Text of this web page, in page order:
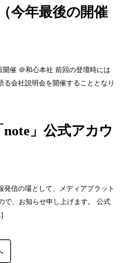
今年最後の開催
催 ＠和心本社 前回の登壇時には
会社説明会を開催することとなり
」公式アカウ
発信の場として、メディアプラット
で、お知らせ申し上げます。 公式